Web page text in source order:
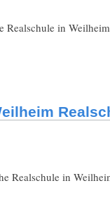
Realschule in
Realschule in